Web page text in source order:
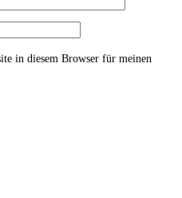
in diesem Browser für meinen